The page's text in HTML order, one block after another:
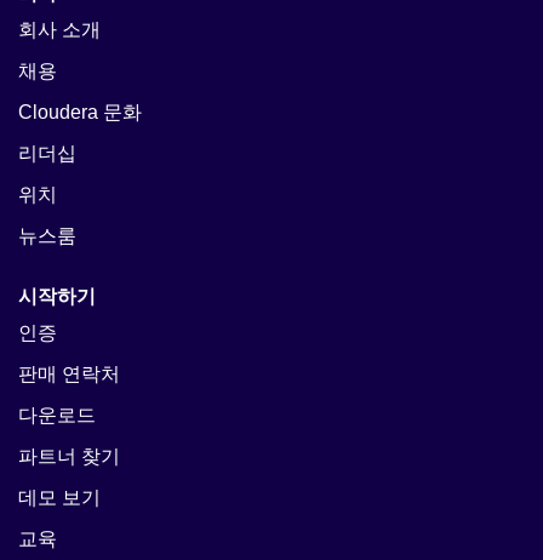
회사 소개
채용
Cloudera 문화
리더십
위치
뉴스룸
시작하기
인증
판매 연락처
다운로드
파트너 찾기
데모 보기
교육